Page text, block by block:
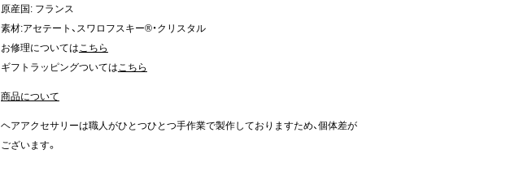
原産国: フランス
素材:アセテート、スワロフスキー®・クリスタル
お修理についてはこちら
ギフトラッピングついてはこちら
商品について
ヘアアクセサリーは職人がひとつひとつ手作業で製作しておりますため、個体差が
ございます。